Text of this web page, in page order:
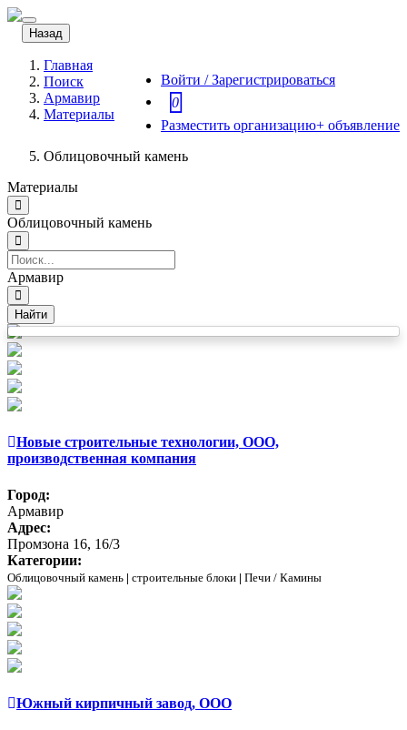
Toggle
navigation
Назад
Войти / Зарегистрироваться
0
Разместить организацию+ объявление
Главная
Поиск
Армавир
Материалы
Облицовочный камень
Материалы
Облицовочный камень
Армавир
Найти
Новые строительные технологии, ООО,
производственная компания
Город:
Армавир
Адрес:
Промзона 16, 16/3
Категории:
Облицовочный камень | строительные блоки | Печи / Камины
Южный кирпичный завод, ООО